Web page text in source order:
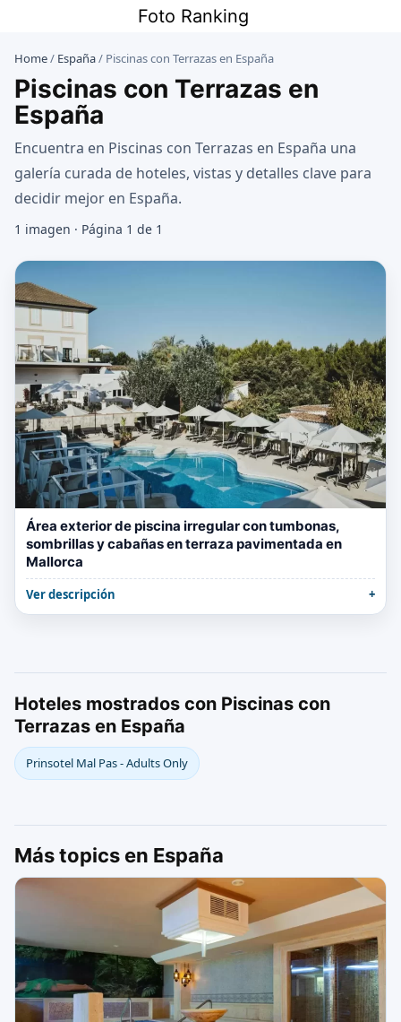
contenido
Foto Ranking
Home/ España/ Piscinas con Terrazas en España
Piscinas con Terrazas en
España
Encuentra en Piscinas con Terrazas en España una
galería curada de hoteles, vistas y detalles clave para
decidir mejor en España.
1 imagen · Página 1 de 1
Área exterior de piscina irregular con tumbonas,
sombrillas y cabañas en terraza pavimentada en
Mallorca
Ver descripción
Hoteles mostrados con Piscinas con
Terrazas en España
Prinsotel Mal Pas - Adults Only
Más topics en España